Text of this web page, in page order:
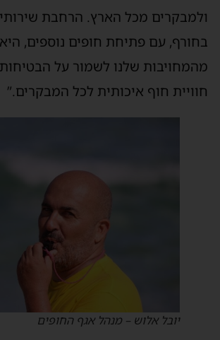
מכל הארץ. הרחבת שירותי
עם פתיחת חופים נוספים, היא
שלנו לשמור על הבטיחות
חוף איכותית לכל המבקרים.”
יובל אלוש – מנהל אגף החופים